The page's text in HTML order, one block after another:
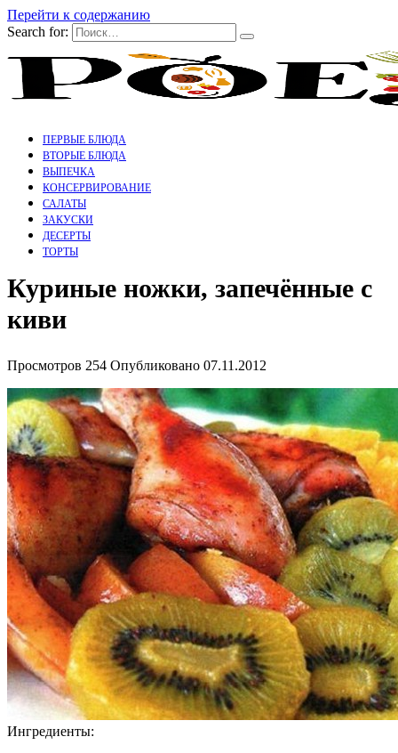
Перейти к содержанию
Search for:
ПЕРВЫЕ БЛЮДА
ВТОРЫЕ БЛЮДА
ВЫПЕЧКА
КОНСЕРВИРОВАНИЕ
САЛАТЫ
ЗАКУСКИ
ДЕСЕРТЫ
ТОРТЫ
Куриные ножки, запечённые с
киви
Просмотров 254 Опубликовано 07.11.2012
Ингредиенты: